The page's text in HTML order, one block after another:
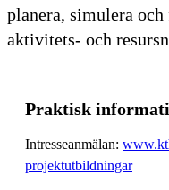
planera, simulera
aktivitets- och
Praktisk
Intresseanmälan:
projektutbildningar